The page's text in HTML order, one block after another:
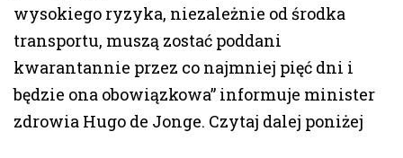
wysokiego ryzyka, niezależnie od środka
transportu, muszą zostać poddani
kwarantannie przez co najmniej pięć dni i
będzie ona obowiązkowa” informuje minister
zdrowia Hugo de Jonge. Czytaj dalej poniżej